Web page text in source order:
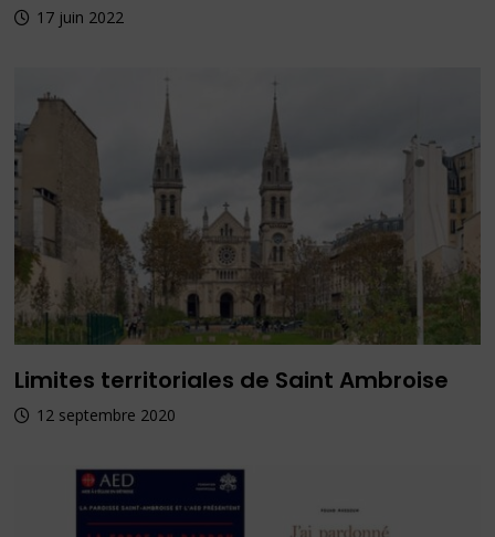
17 juin 2022
Limites territoriales de Saint Ambroise
12 septembre 2020